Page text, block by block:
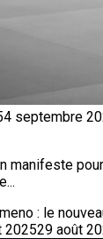
4 septembre
manifeste
: le
202529 août